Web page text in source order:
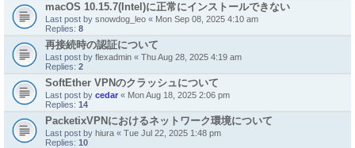
macOS 10.15.7(Intel)に正常にインストールできない
Last post by snowdog_leo « Mon Sep 08, 2025 4:10 am
Replies: 8
再接続時の認証について
Last post by flexadmin « Thu Aug 28, 2025 4:19 am
Replies: 2
SoftEther VPNのクラッシュについて
Last post by cedar « Mon Aug 18, 2025 2:06 pm
Replies: 14
PacketixVPNにおけるネットワーク環境について
Last post by hiura « Tue Jul 22, 2025 1:48 pm
Replies: 10